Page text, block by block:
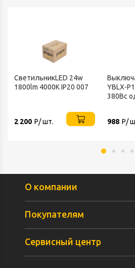
СветильникLED 24w
1800lm 4000K IP20 007
2 200 Р/ шт.
YBLX-
380Вс
угол
988 Р/
О компании
Покупателям
Сервисный центр